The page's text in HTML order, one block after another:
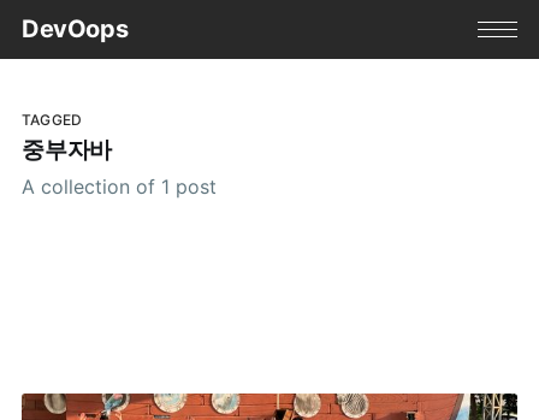
DevOops
TAGGED
중부자바
A collection of 1 post